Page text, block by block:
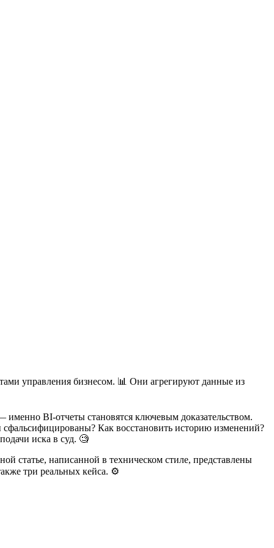
управления бизнесом. 📊 Они агрегируют данные из
BI-отчеты становятся ключевым доказательством.
сфальсифицированы? Как восстановить историю изменений?
иска в суд. 🧐
статье, написанной в техническом стиле, представлены
три реальных кейса. ⚙️